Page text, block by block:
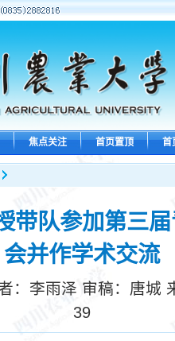
焦点关注 首页置顶 首
带队参加第三
会并作学术交流
：李雨泽 审稿：唐城
39